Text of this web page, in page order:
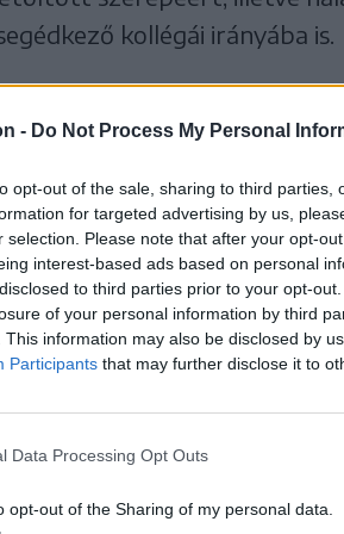
- Do Not Process My Personal
opt-out of the sale, sharing to third parties,
for targeted advertising by us,
selection. Please note that after your opt-
interest-based ads based on personal
to third parties prior to your opt-
of your personal information by third
This information may also be disclosed by
Participants that may further disclose it to
Data Processing Opt Outs
opt-out of the Sharing of my personal data.
kollégái irányába is.
de őszintén nem
sajnos egész Románia
az Európai
belül pedig Hargita
az érték, ezen
rendelkezésre állt volna, de
minden beoltottnak
elég csak egyik fejét
szükség van, ezért mi nem
az oltás